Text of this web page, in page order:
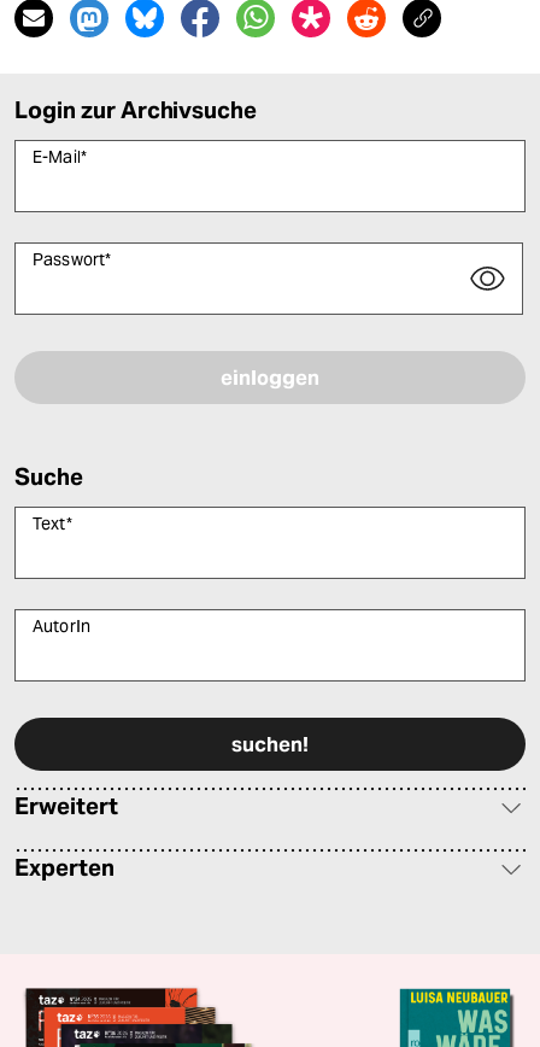
Login zur Archivsuche
E-Mail*
Passwort*
Suche
Text*
AutorIn
Erweitert
Experten